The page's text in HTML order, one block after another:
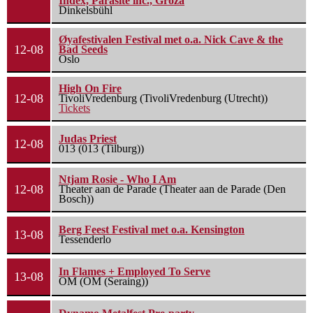
Dinkelsbühl
12-08
Øyafestivalen Festival met o.a. Nick Cave & the
Bad Seeds
Oslo
12-08
High On Fire
TivoliVredenburg (TivoliVredenburg (Utrecht))
Tickets
12-08
Judas Priest
013 (013 (Tilburg))
12-08
Ntjam Rosie - Who I Am
Theater aan de Parade (Theater aan de Parade (Den
Bosch))
13-08
Berg Feest Festival met o.a. Kensington
Tessenderlo
13-08
In Flames + Employed To Serve
OM (OM (Seraing))